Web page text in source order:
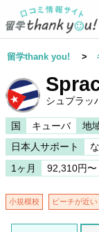
留学thank you! >
シュプラ
国 キューバ 地
日本人サポート
1ヶ月
92,310円〜
小規模校 ビーチが近い